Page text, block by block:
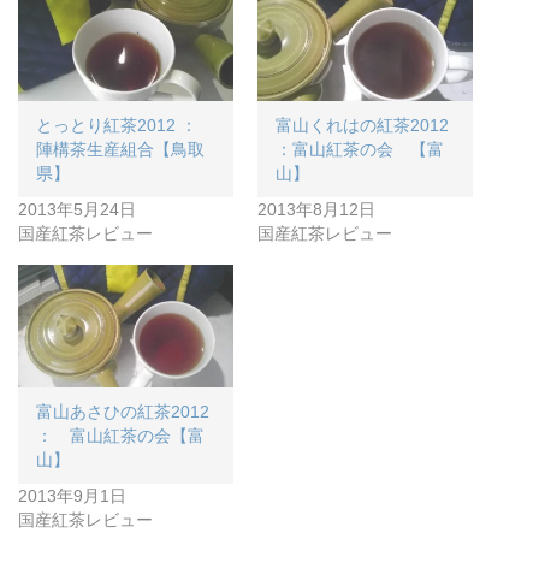
とっとり紅茶2012 ：
陣構茶生産組合【鳥取
県】
2013年5月24日
国産紅茶レビュー
富山くれはの紅茶2012
：富山紅茶の会 【富
山】
2013年8月12日
国産紅茶レビュー
富山あさひの紅茶2012
： 富山紅茶の会【富
山】
2013年9月1日
国産紅茶レビュー